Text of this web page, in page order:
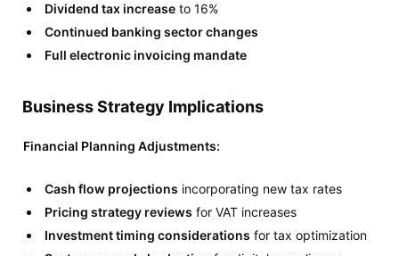
Dividend tax increase to 16%
Continued banking sector changes
Full electronic invoicing mandate
Business Strategy Implications
Financial Planning Adjustments:
Cash flow projections incorporating new tax rates
Pricing strategy reviews for VAT increases
Investment timing considerations for tax optimization